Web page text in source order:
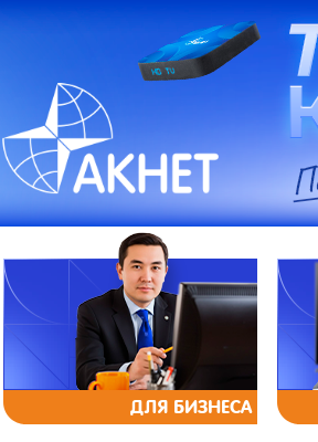
ДЛЯ БИЗНЕСА